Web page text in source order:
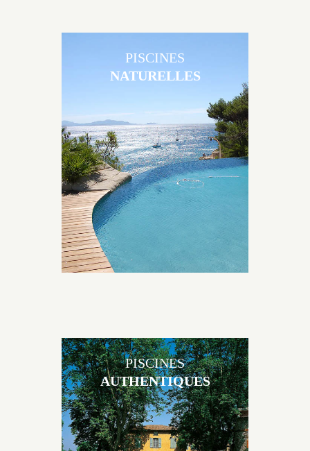
Les piscines en béton naturelles Jacques Brens sont
originales, elles s’intègrent parfaitement à leur
environnement grâce à un jeu de volume et de
matière sur-mesure conçu par notre bureau d’étude
spécialisé.
PISCINES
NATURELLES
Les piscines en béton authentiques Jacques Brens se
démarquent par la noblesse des matériaux
PISCINES
AUTHENTIQUES